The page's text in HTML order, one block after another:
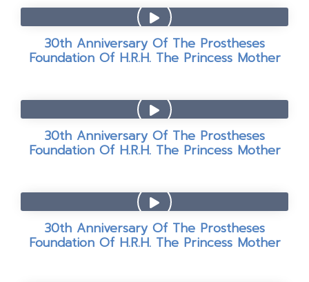
30th Anniversary Of The Prostheses
Foundation Of H.R.H. The Princess Mother
30th Anniversary Of The Prostheses
Foundation Of H.R.H. The Princess Mother
30th Anniversary Of The Prostheses
Foundation Of H.R.H. The Princess Mother